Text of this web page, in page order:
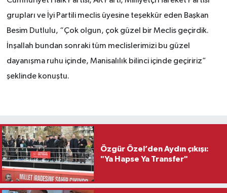
grupları ve İyi Partili meclis üyesine teşekkür eden Başkan
Besim Dutlulu, “Çok olgun, çok güzel bir Meclis geçirdik.
İnşallah bundan sonraki tüm meclislerimizi bu güzel
dayanışma ruhu içinde, Manisalılık bilinci içinde geçiririz”
şeklinde konuştu.
Özgür Özel’den Aydın çıkışı:
"Ya Hapse Ya Transfer"